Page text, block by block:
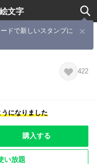
文字
ドで新しいスタンプに
422
になりました
購入する
い放題